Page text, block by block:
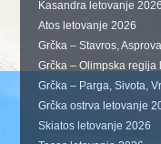
Kasandra letovanje 2026
Atos letovanje 2026
Grčka – Stavros,
Grčka – Olimpska regija
Grčka – Parga, Sivota,
Grčka ostrva letovanje
Skiatos letovanje 2026